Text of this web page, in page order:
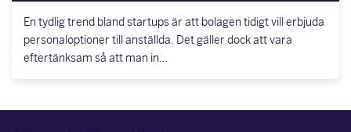
En tydlig trend bland startups är att bolagen tidigt vill erbjuda
personaloptioner till anställda. Det gäller dock att vara
eftertänksam så att man in…